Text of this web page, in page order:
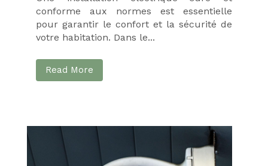
conforme aux normes est essentielle
pour garantir le confort et la sécurité de
votre habitation. Dans le...
Read More